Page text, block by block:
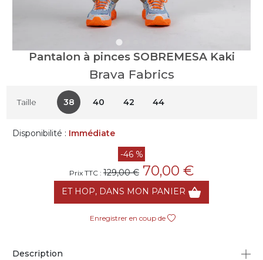
Pantalon à pinces SOBREMESA Kaki
Brava Fabrics
Taille 38 40 42 44
Disponibilité : Immédiate
-46 %
Prix TTC : 129,00 € 70,00 €
ET HOP, DANS MON PANIER
Enregistrer en coup de
Description